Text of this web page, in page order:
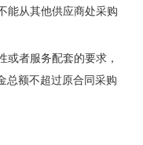
能从其他供应商处采购
或者服务配套的要求，
总额不超过原合同采购